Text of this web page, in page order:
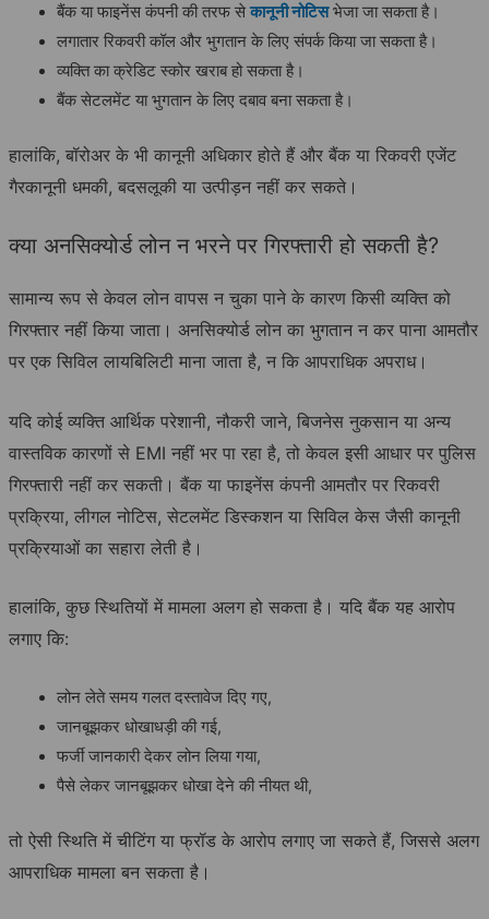
बैंक या फाइनेंस कंपनी की तरफ से कानूनी नोटिसभेजा जा सकता है।
लगातार रिकवरी कॉल और भुगतान के लिए संपर्क किया जा सकता है।
व्यक्ति का क्रेडिट स्कोर खराब हो सकता है।
बैंक सेटलमेंट या भुगतान के लिए दबाव बना सकता है।
हालांकि, बॉरोअर के भी कानूनी अधिकार होते हैं और बैंक या रिकवरी एजेंट
गैरकानूनी धमकी, बदसलूकी या उत्पीड़न नहीं कर सकते।
क्या अनसिक्योर्ड लोन न भरने पर गिरफ्तारी हो सकती है?
सामान्य रूप से केवल लोन वापस न चुका पाने के कारण किसी व्यक्ति को
गिरफ्तार नहीं किया जाता। अनसिक्योर्ड लोन का भुगतान न कर पाना आमतौर
पर एक सिविल लायबिलिटी माना जाता है, न कि आपराधिक अपराध।
यदि कोई व्यक्ति आर्थिक परेशानी, नौकरी जाने, बिजनेस नुकसान या अन्य
वास्तविक कारणों से EMI नहीं भर पा रहा है, तो केवल इसी आधार पर पुलिस
गिरफ्तारी नहीं कर सकती। बैंक या फाइनेंस कंपनी आमतौर पर रिकवरी
प्रक्रिया, लीगल नोटिस, सेटलमेंट डिस्कशन या सिविल केस जैसी कानूनी
प्रक्रियाओं का सहारा लेती है।
हालांकि, कुछ स्थितियों में मामला अलग हो सकता है। यदि बैंक यह आरोप
लगाए कि:
लोन लेते समय गलत दस्तावेज दिए गए,
जानबूझकर धोखाधड़ी की गई,
फर्जी जानकारी देकर लोन लिया गया,
पैसे लेकर जानबूझकर धोखा देने की नीयत थी,
तो ऐसी स्थिति में चीटिंग या फ्रॉड के आरोप लगाए जा सकते हैं, जिससे अलग
आपराधिक मामला बन सकता है।